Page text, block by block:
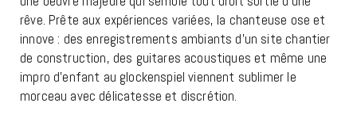
rêve. Prête aux expériences variées, la chanteuse ose et
innove : des enregistrements ambiants d’un site chantier
de construction, des guitares acoustiques et même une
impro d’enfant au glockenspiel viennent sublimer le
morceau avec délicatesse et discrétion.